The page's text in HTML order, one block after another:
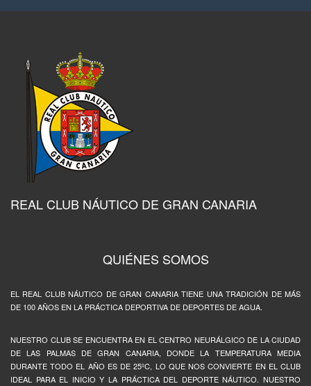
REAL CLUB NÁUTICO DE GRAN CANARIA
QUIÉNES SOMOS
EL REAL CLUB NÁUTICO DE GRAN CANARIA TIENE UNA TRADICIÓN DE MÁS
DE 100 AÑOS EN LA PRÁCTICA DEPORTIVA DE DEPORTES DE AGUA.
NUESTRO CLUB SE ENCUENTRA EN EL CENTRO NEURÁLGICO DE LA CIUDAD
DE LAS PALMAS DE GRAN CANARIA, DONDE LA TEMPERATURA MEDIA
DURANTE TODO EL AÑO ES DE 25ºC, LO QUE NOS CONVIERTE EN EL CLUB
IDEAL PARA EL INICIO Y LA PRÁCTICA DEL DEPORTE NÁUTICO. NUESTRO